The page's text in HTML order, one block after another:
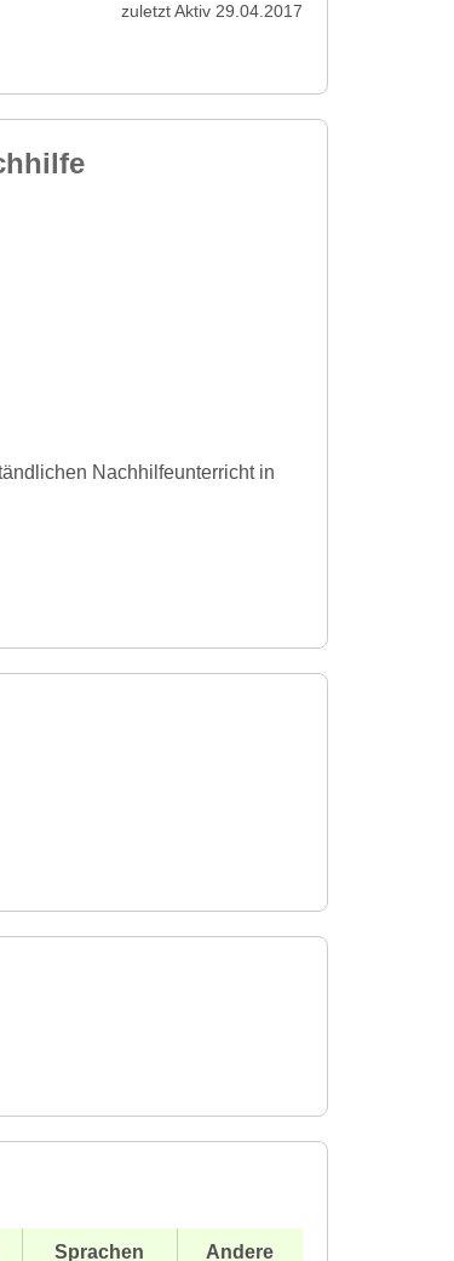
zuletzt Aktiv 29.04.2017
Nachhilfeunterricht in
Sprachen Andere